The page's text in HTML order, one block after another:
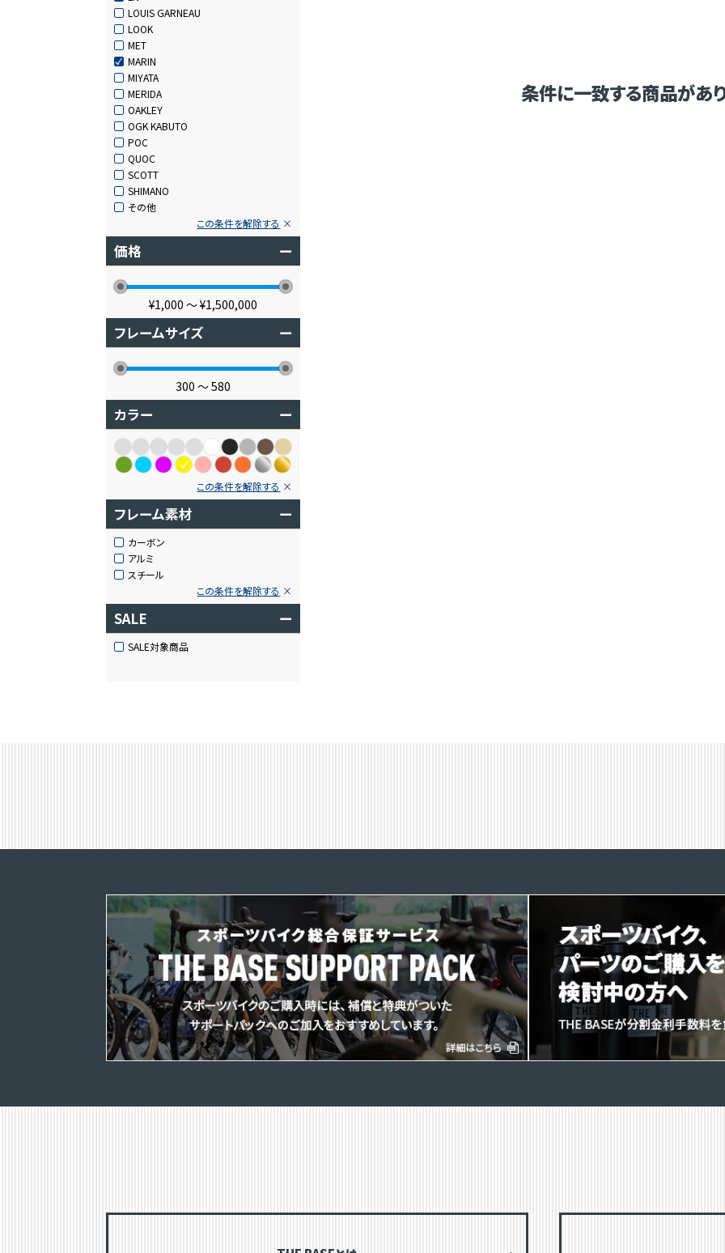
LOUIS GARNEAU
LOOK
MET
MARIN
MIYATA
MERIDA
OAKLEY
OGK KABUTO
POC
QUOC
SCOTT
SHIMANO
その他
この条件を解除する
価格 ー
¥1,000 〜¥1,500,000
フレームサイズ ー
300 〜580
カラー ー
この条件を解除する
フレーム素材 ー
カーボン
アルミ
スチール
この条件を解除する
SALE ー
SALE対象商品
条件に一致する商品があ